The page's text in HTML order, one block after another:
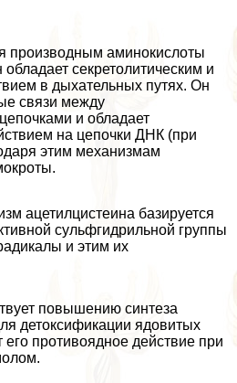
производным аминокислоты
секретолитическим и
в дыхательных путях. Он
связи между
и обладает
на цепочки ДНК (при
этим механизмам
ацетилцистеина базируется
сульфгидрильной группы
и этим их
повышению синтеза
детоксификации ядовитых
противоядное действие при